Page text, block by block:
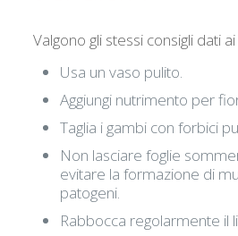
Valgono gli stessi consigli dati
Usa un vaso pulito.
Aggiungi nutrimento per
Taglia i gambi con forbici
Non lasciare foglie
evitare la formazione di
patogeni.
Rabbocca regolarmente il